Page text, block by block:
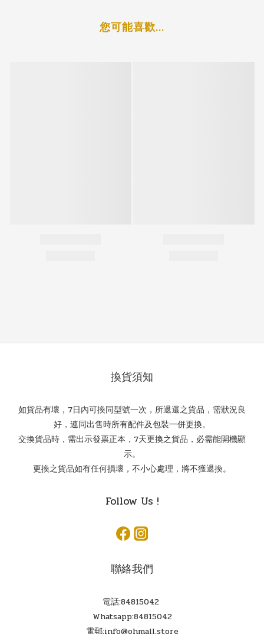
您可能喜歡...
換貨須知
如貨品有壞，7日內可換同型號一次，所退還之貨品，需狀況良
好，連同出售時所有配件及包裝一併更換。
交換貨品時，需出示發票正本，7天更換之貨品，必需能開機顯
示。
更換之貨品如有任何損壞，不小心處理，將不獲退換。
Follow Us !
聯絡我們
電話:84815042
Whatsapp:84815042
電郵:info@ohmall.store